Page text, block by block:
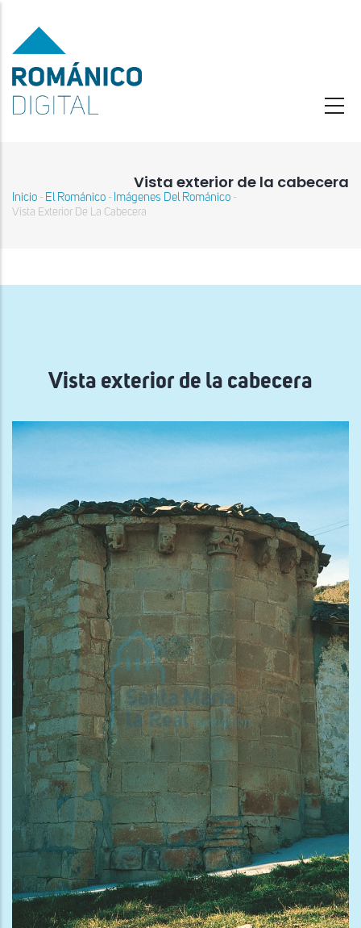
contenido
principal
Vista exterior de la cabecera
Sobrescribir
ayuda
Inicio - El Románico - Imágenes Del Románico -
Vista Exterior De La Cabecera
Vista exterior de la cabecera